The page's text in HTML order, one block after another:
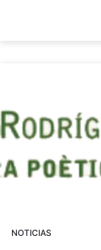
NOTICIAS